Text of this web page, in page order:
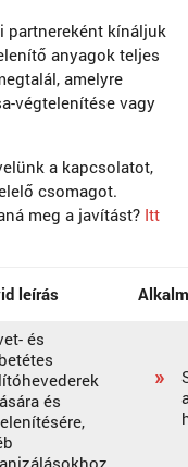
partnereként kínáljuk
anyagok teljes
amelyre
végtelenítése vagy
a kapcsolatot,
csomagot.
meg a javítást? Itt
leírás
és
és